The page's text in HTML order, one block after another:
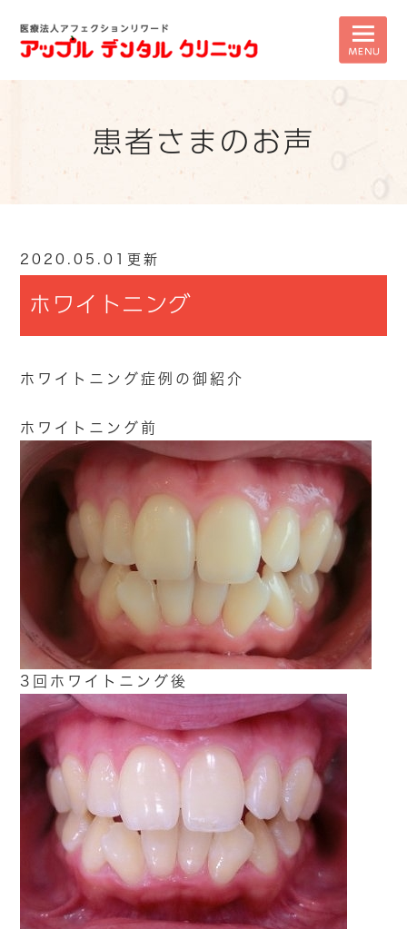
患者さまのお声
2020.05.01更新
ホワイトニング
ホワイトニング症例の御紹介
ホワイトニング前
3回ホワイトニング後